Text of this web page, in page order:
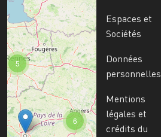
6
5
Espaces et
Sociétés
Données
personnelles
Mentions
légales et
crédits du